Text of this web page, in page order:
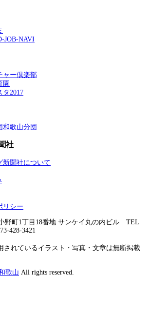
JOB-NAVI
ャー倶楽部
園
タ2017
和歌山分団
社
新聞社について
リシー
野町1丁目18番地 サンケイ丸の内ビル TEL
428-3421
されているイラスト・写真・文章は無断掲載
歌山 All rights reserved.